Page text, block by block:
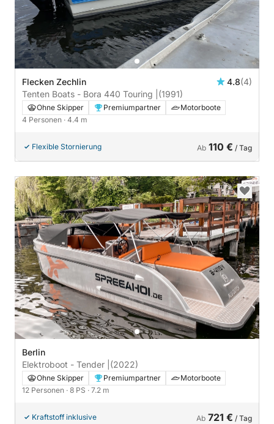
Flecken Zechlin 4.8(4)
Tenten Boats - Bora 440 Touring | (1991)
Ohne Skipper Premiumpartner
Motorboote
4 Personen · 4.4 m
Flexible Stornierung Ab 110 € / Tag
Berlin
Elektroboot - Tender | (2022)
Ohne Skipper Premiumpartner
Motorboote
12 Personen · 8 PS · 7.2 m
Kraftstoff inklusive Ab 721 € / Tag